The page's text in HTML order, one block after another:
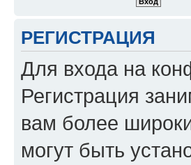
РЕГИСТРАЦИЯ
Для входа на
Регистрация
вам более
могут быть